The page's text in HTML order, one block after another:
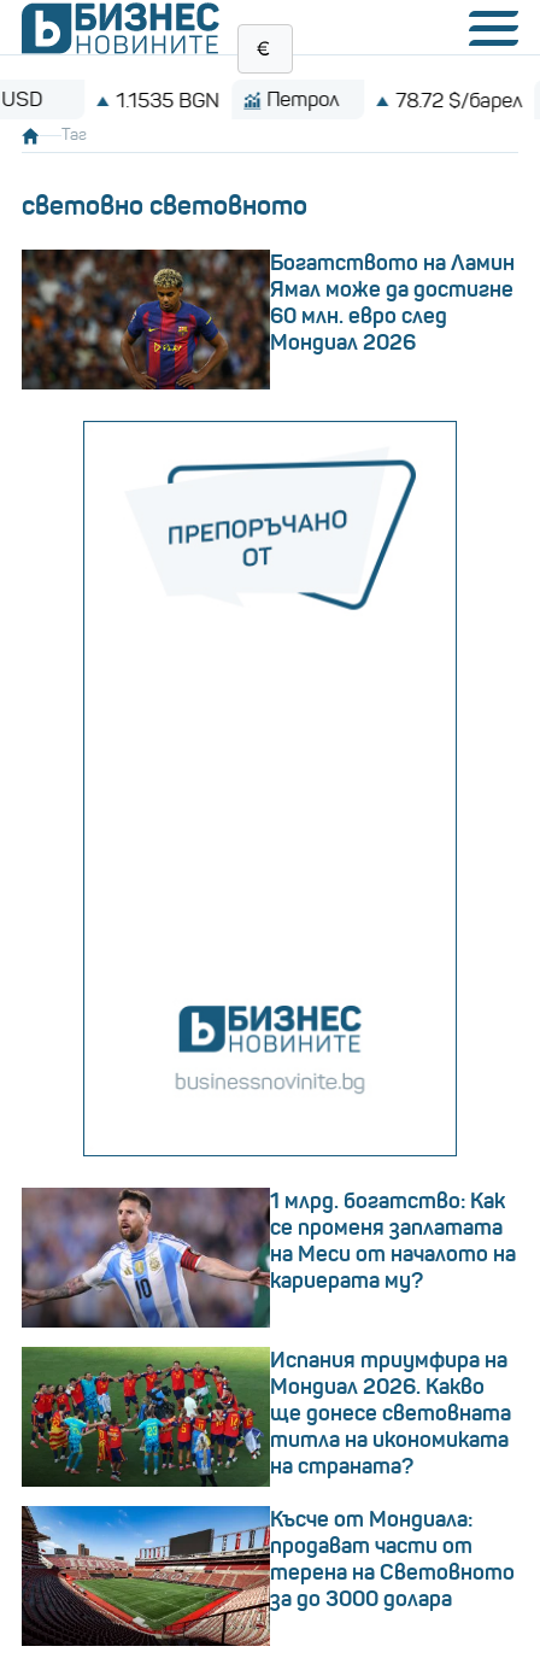
1.1535 BGN Петрол 78.72 $/барел
Таг
световно световното
Богатството на Ламин
Ямал може да достигне
60 млн. евро след
Мондиал 2026
1 млрд. богатство: Как
се променя заплатата
на Меси от началото на
кариерата му?
Испания триумфира на
Мондиал 2026. Какво
ще донесе световната
титла на икономиката
на страната?
Късче от Мондиала:
продават части от
терена на Световното
за до 3000 долара